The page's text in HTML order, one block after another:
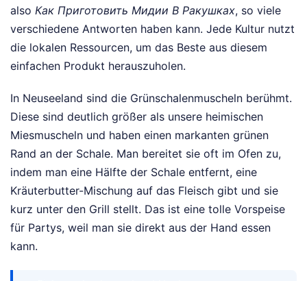
also Как Приготовить Мидии В Ракушках, so viele
verschiedene Antworten haben kann. Jede Kultur nutzt
die lokalen Ressourcen, um das Beste aus diesem
einfachen Produkt herauszuholen.
In Neuseeland sind die Grünschalenmuscheln berühmt.
Diese sind deutlich größer als unsere heimischen
Miesmuscheln und haben einen markanten grünen
Rand an der Schale. Man bereitet sie oft im Ofen zu,
indem man eine Hälfte der Schale entfernt, eine
Kräuterbutter-Mischung auf das Fleisch gibt und sie
kurz unter den Grill stellt. Das ist eine tolle Vorspeise
für Partys, weil man sie direkt aus der Hand essen
kann.